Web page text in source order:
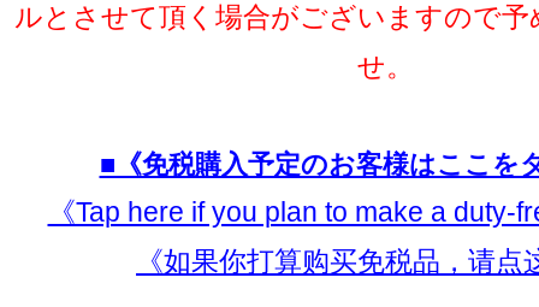
ルとさせて頂く場合がございますので
せ。
■《免税購入予定のお客様はここを
《Tap here if you plan to make a duty-
《如果你打算购买免税品，请点